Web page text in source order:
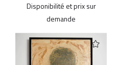
Disponibilité et prix sur
demande